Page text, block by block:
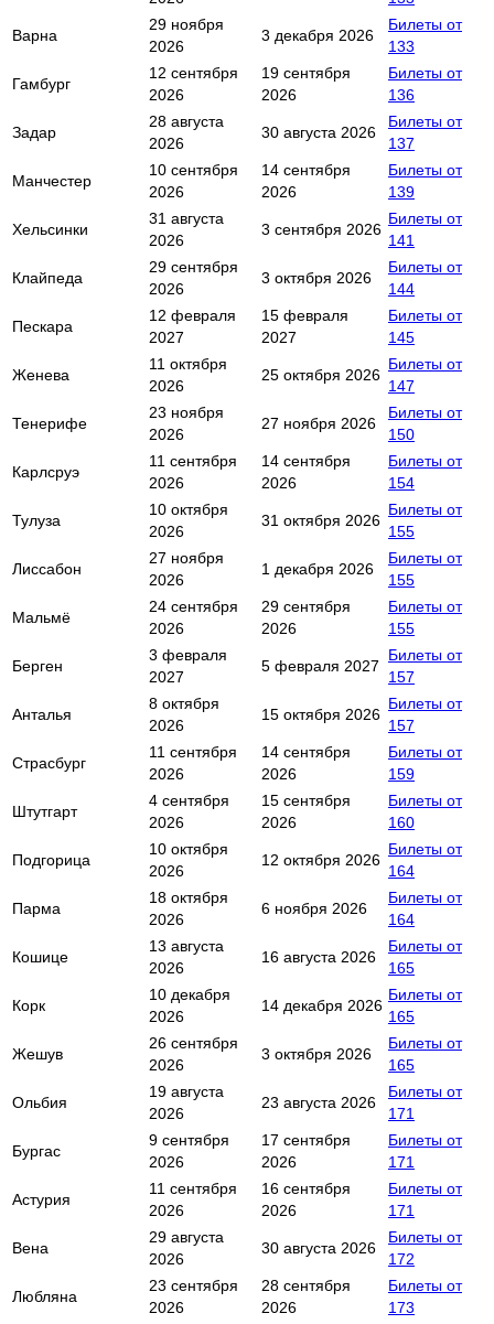
Варна
29 ноября
2026
3 декабря 2026
Билеты от
133
Гамбург
12 сентября
2026
19 сентября
2026
Билеты от
136
Задар
28 августа
2026
30 августа 2026
Билеты от
137
Манчестер
10 сентября
2026
14 сентября
2026
Билеты от
139
Хельсинки
31 августа
2026
3 сентября 2026
Билеты от
141
Клайпеда
29 сентября
2026
3 октября 2026
Билеты от
144
Пескара
12 февраля
2027
15 февраля
2027
Билеты от
145
Женева
11 октября
2026
25 октября 2026
Билеты от
147
Тенерифе
23 ноября
2026
27 ноября 2026
Билеты от
150
Карлсруэ
11 сентября
2026
14 сентября
2026
Билеты от
154
Тулуза
10 октября
2026
31 октября 2026
Билеты от
155
Лиссабон
27 ноября
2026
1 декабря 2026
Билеты от
155
Мальмё
24 сентября
2026
29 сентября
2026
Билеты от
155
Берген
3 февраля
2027
5 февраля 2027
Билеты от
157
Анталья
8 октября
2026
15 октября 2026
Билеты от
157
Страсбург
11 сентября
2026
14 сентября
2026
Билеты от
159
Штутгарт
4 сентября
2026
15 сентября
2026
Билеты от
160
Подгорица
10 октября
2026
12 октября 2026
Билеты от
164
Парма
18 октября
2026
6 ноября 2026
Билеты от
164
Кошице
13 августа
2026
16 августа 2026
Билеты от
165
Корк
10 декабря
2026
14 декабря 2026
Билеты от
165
Жешув
26 сентября
2026
3 октября 2026
Билеты от
165
Ольбия
19 августа
2026
23 августа 2026
Билеты от
171
Бургас
9 сентября
2026
17 сентября
2026
Билеты от
171
Астурия
11 сентября
2026
16 сентября
2026
Билеты от
171
Вена
29 августа
2026
30 августа 2026
Билеты от
172
Любляна
23 сентября
2026
28 сентября
2026
Билеты от
173